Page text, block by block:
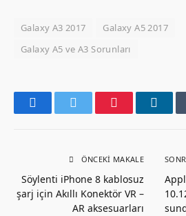
Galaxy A3 2017
Galaxy A5 2017
Galaxy A5 ve A3 Sorunları
FacebookTwitter Pinterest
ÖNCEKI MAKALE
Söylenti iPhone 8 kablosuz
şarj için Akıllı Konektör VR –
AR aksesuarları